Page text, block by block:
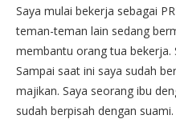
Saya mulai bekerja sebagai
teman-teman lain sedang
membantu orang tua bekerja.
Sampai saat ini saya sudah
majikan. Saya seorang ibu
sudah berpisah dengan